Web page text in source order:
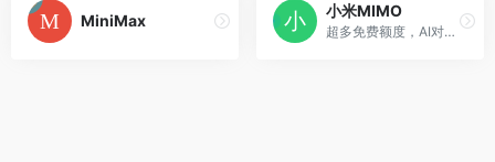
MiniMax
小米MIMO
超多免费额度，AI对话超强模型、AI绘画精美创作，在线极速体验！